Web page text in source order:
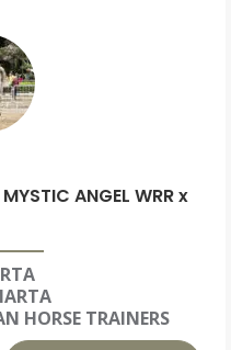
ANGEL WRR x
HORSE TRAINERS